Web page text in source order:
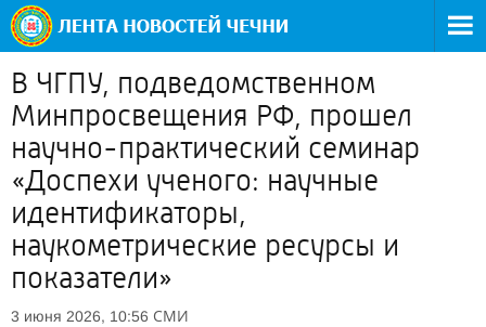
В ЧГПУ, подведомственном
Минпросвещения РФ, прошел
научно-практический семинар
«Доспехи ученого: научные
идентификаторы,
наукометрические ресурсы и
показатели»
3 июня 2026, 10:56 СМИ